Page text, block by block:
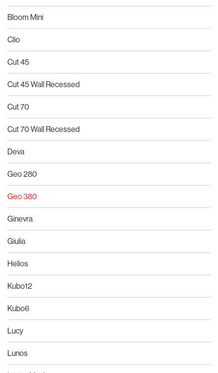
Bloom Mini
Clio
Cut 45
Cut 45 Wall Recessed
Cut 70
Cut 70 Wall Recessed
Deva
Geo 280
Geo 380
Ginevra
Giulia
Helios
Kubo12
Kubo6
Lucy
Lunos